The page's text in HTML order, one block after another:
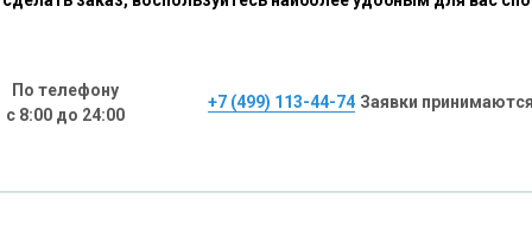
По телефону
с 8:00 до 24:00
+7 (499) 113-44-74 Заявки